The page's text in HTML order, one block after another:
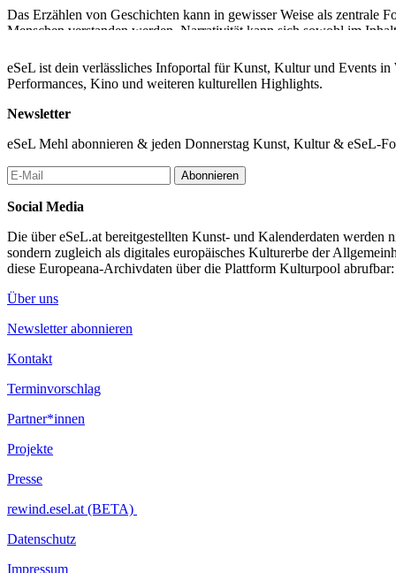
Das Erzählen von Geschichten kann in gewisser Weise als zentrale
Menschen verstanden werden. Narrativität kann sich sowohl im
Künstler_in-Sein, kann aber auch interpretieren, manipulieren,
transformieren? Welche Archetypen erscheinen immer wieder in
erzählen sollte? Was bleibt unerwähnt?
16:45 Mahdieh Bayat / Soorosh Ghahramanloo / Johannes Kretz:
17:15 Sophie Katharina Schollum: Greygreenblue Vol 1992
17:30 Marton Szives: In the Air – with worky by Shin´ichiro Ikebe
18:00 Michaela Schausberger: „hEAR here“ – Moment Musical für
18:45 Alexander J. Eberhard, Igor Gross, Aaron Kimmig: hinterland
...Mehr lesen
eSeL ist dein verlässliches Infoportal für Kunst, Kultur und Events
Performances, Kino und weiteren kulturellen Highlights.
Newsletter
eSeL Mehl abonnieren & jeden Donnerstag Kunst, Kultur & eSeL-
Abonnieren
Social Media
Die über eSeL.at bereitgestellten Kunst- und Kalenderdaten werden
sondern zugleich als digitales europäisches Kulturerbe der
diese Europeana-Archivdaten über die Plattform Kulturpool
Über uns
Newsletter abonnieren
Kontakt
Terminvorschlag
Partner*innen
Projekte
Presse
rewind.esel.at (BETA)
Datenschutz
Impressum